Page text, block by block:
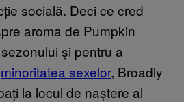
socială. Deci ce cred
aroma de Pumpkin
și pentru a
minoritatea sexelor, Broadly
la locul de naștere al